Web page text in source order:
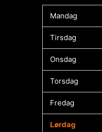
Mandag
Tirsdag
Onsdag
Torsdag
Fredag
Lørdag